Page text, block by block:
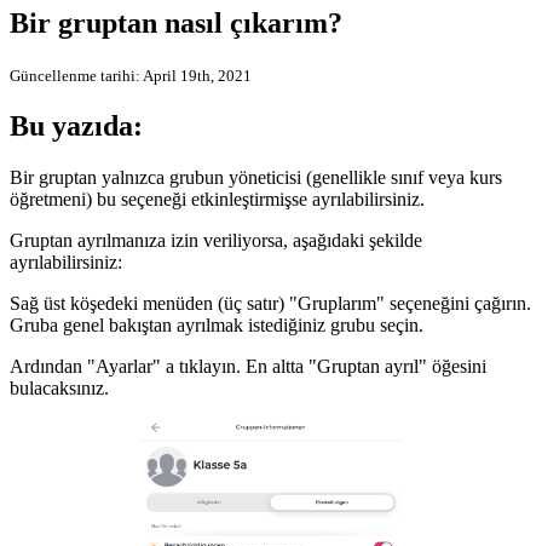
Bir gruptan nasıl çıkarım?
Güncellenme tarihi: April 19th, 2021
Bu yazıda:
Bir gruptan yalnızca grubun yöneticisi (genellikle sınıf veya kurs
öğretmeni) bu seçeneği etkinleştirmişse ayrılabilirsiniz.
Gruptan ayrılmanıza izin veriliyorsa, aşağıdaki şekilde
ayrılabilirsiniz:
Sağ üst köşedeki menüden (üç satır) "Gruplarım" seçeneğini çağırın.
Gruba genel bakıştan ayrılmak istediğiniz grubu seçin.
Ardından "Ayarlar" a tıklayın. En altta "Gruptan ayrıl" öğesini
bulacaksınız.